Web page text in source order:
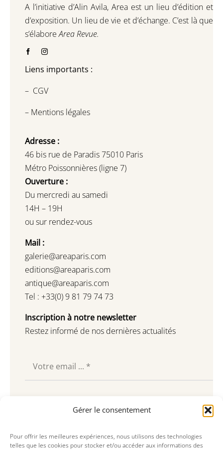
Gérer le consentement
Pour offrir les meilleures expériences, nous utilisons des technologies
telles que les cookies pour stocker et/ou accéder aux informations des
A l’initiative d’Alin Avila, Area est un lieu d’édition et
d’exposition. Un lieu de vie et d’échange. C’est là que
s’élaboreArea Revue.
Liens importants :
– CGV
– Mentions légales
Adresse :
46 bis rue de Paradis 75010 Paris
Métro Poissonnières (ligne 7)
Ouverture :
Du mercredi au samedi
14H – 19H
ou sur rendez-vous
Mail :
galerie@areaparis.com
editions@areaparis.com
antique@areaparis.com
Tel : +33(0) 9 81 79 74 73
Inscription à notre newsletter
Restez informé de nos dernières actualités
Souscrire